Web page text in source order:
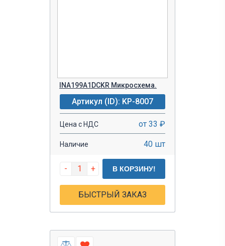
INA199A1DCKR Микросхема.
Артикул (ID): KP-8007
Цена с НДС от 33 ₽
Наличие 40 шт
- + В КОРЗИНУ!
БЫСТРЫЙ ЗАКАЗ